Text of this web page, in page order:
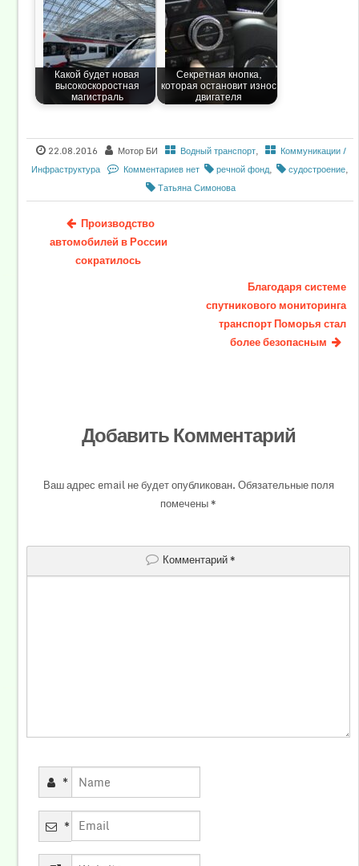
Какой будет новая
высокоскоростная
магистраль
Секретная кнопка,
которая остановит износ
двигателя
22.08.2016 Мотор БИ Водный транспорт,
Коммуникации /
Инфраструктура
Комментариев нет речной фонд, судостроение,
Татьяна Симонова
Производство
автомобилей в России
сократилось
Благодаря системе
спутникового мониторинга
транспорт Поморья стал
более безопасным
Добавить Комментарий
Ваш адрес email не будет опубликован.Обязательные поля
помечены*
Комментарий*
*
*